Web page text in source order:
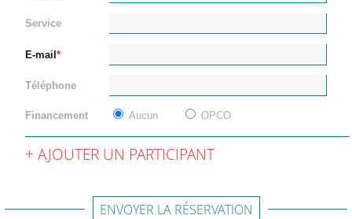
Service
E-mail
Téléphone
Financement Aucun OPCO
AJOUTER UN PARTICIPANT
ENVOYER LA RÉSERVATION